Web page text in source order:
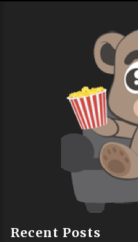
Recent Posts